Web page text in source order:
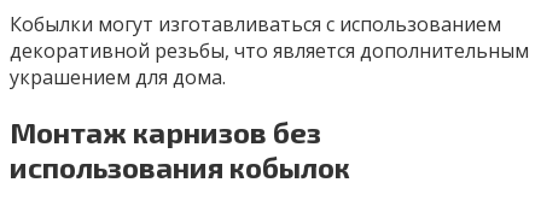
Кобылки могут изготавливаться с использованием
декоративной резьбы, что является дополнительным
украшением для дома.
Монтаж карнизов без
использования кобылок